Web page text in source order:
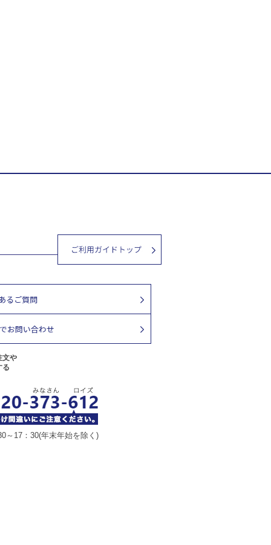
文や
る
～17：30(年末年始を除く)